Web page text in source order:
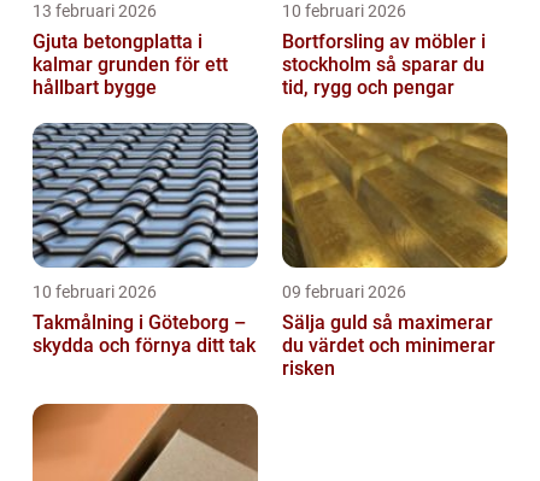
13 februari 2026
Gjuta betongplatta i
kalmar grunden för ett
hållbart bygge
10 februari 2026
Bortforsling av möbler i
stockholm så sparar du
tid, rygg och pengar
10 februari 2026
Takmålning i Göteborg –
skydda och förnya ditt tak
09 februari 2026
Sälja guld så maximerar
du värdet och minimerar
risken